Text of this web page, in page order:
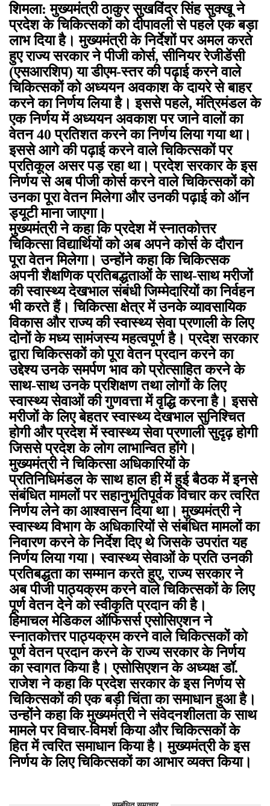
शिमला: मुख्यमंत्री ठाकुर सुखविंद्र सिंह सुक्खू ने
प्रदेश के चिकित्सकों को दीपावली से पहले एक बड़ा
लाभ दिया है। मुख्यमंत्री के निर्देशों पर अमल करते
हुए राज्य सरकार ने पीजी कोर्स, सीनियर रेजीडेंसी
(एसआरशिप) या डीएम-स्तर की पढ़ाई करने वाले
चिकित्सकों को अध्ययन अवकाश के दायरे से बाहर
करने का निर्णय लिया है। इससे पहले, मंत्रिमंडल के
एक निर्णय में अध्ययन अवकाश पर जाने वालों का
वेतन 40 प्रतिशत करने का निर्णय लिया गया था।
इससे आगे की पढ़ाई करने वाले चिकित्सकों पर
प्रतिकूल असर पड़ रहा था। प्रदेश सरकार के इस
निर्णय से अब पीजी कोर्स करने वाले चिकित्सकों को
उनका पूरा वेतन मिलेगा और उनकी पढ़ाई को ऑन
ड्यूटी माना जाएगा।
मुख्यमंत्री ने कहा कि प्रदेश में स्नातकोत्तर
चिकित्सा विद्यार्थियों को अब अपने कोर्स के दौरान
पूरा वेतन मिलेगा। उन्होंने कहा कि चिकित्सक
अपनी शैक्षणिक प्रतिबद्धताओं के साथ-साथ मरीजों
की स्वास्थ्य देखभाल संबंधी जिम्मेदारियों का निर्वहन
भी करते हैं। चिकित्सा क्षेत्र में उनके व्यावसायिक
विकास और राज्य की स्वास्थ्य सेवा प्रणाली के लिए
दोनों के मध्य सामंजस्य महत्वपूर्ण है। प्रदेश सरकार
द्वारा चिकित्सकों को पूरा वेतन प्रदान करने का
उद्देश्य उनके समर्पण भाव को प्रोत्साहित करने के
साथ-साथ उनके प्रशिक्षण तथा लोगों केे लिए
स्वास्थ्य सेवाओं की गुणवत्ता में वृद्धि करना है। इससे
मरीजों के लिए बेहतर स्वास्थ्य देखभाल सुनिश्चित
होगी और प्रदेश में स्वास्थ्य सेवा प्रणाली सुदृढ़ होगी
जिससे प्रदेश के लोग लाभान्वित होंगे।
मुख्यमंत्री ने चिकित्सा अधिकारियों के
प्रतिनिधिमंडल के साथ हाल ही में हुई बैठक में इनसे
संबंधित मामलों पर सहानुभूतिपूर्वक विचार कर त्वरित
निर्णय लेने का आश्वासन दिया था। मुख्यमंत्री ने
स्वास्थ्य विभाग के अधिकारियों से संबंधित मामलों का
निवारण करने के निर्देश दिए थे जिसके उपरांत यह
निर्णय लिया गया। स्वास्थ्य सेवाओं के प्रति उनकी
प्रतिबद्धता का सम्मान करते हुए, राज्य सरकार ने
अब पीजी पाठ्यक्रम करने वाले चिकित्सकों के लिए
पूर्ण वेतन देने को स्वीकृति प्रदान की है।
हिमाचल मेडिकल ऑफिसर्स एसोसिएशन ने
स्नातकोत्तर पाठ्यक्रम करने वाले चिकित्सकों को
पूर्ण वेतन प्रदान करने के राज्य सरकार के निर्णय
का स्वागत किया है। एसोसिएशन के अध्यक्ष डॉ.
राजेश ने कहा कि प्रदेश सरकार के इस निर्णय से
चिकित्सकों की एक बड़ी चिंता का समाधान हुआ है।
उन्होंने कहा कि मुख्यमंत्री ने संवेदनशीलता के साथ
मामले पर विचार-विमर्श किया और चिकित्सकों के
हित में त्वरित समाधान किया है। मुख्यमंत्री के इस
निर्णय के लिए चिकित्सकों का आभार व्यक्त किया।